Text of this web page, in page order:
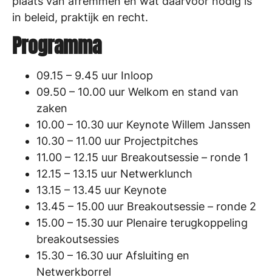
in beleid, praktijk en recht.
Programma
09.15 – 9.45 uur Inloop
09.50 – 10.00 uur Welkom en stand van
zaken
10.00 – 10.30 uur Keynote Willem Janssen
10.30 – 11.00 uur Projectpitches
11.00 – 12.15 uur Breakoutsessie – ronde 1
12.15 – 13.15 uur Netwerklunch
13.15 – 13.45 uur Keynote
13.45 – 15.00 uur Breakoutsessie – ronde 2
15.00 – 15.30 uur Plenaire terugkoppeling
breakoutsessies
15.30 – 16.30 uur Afsluiting en
Netwerkborrel